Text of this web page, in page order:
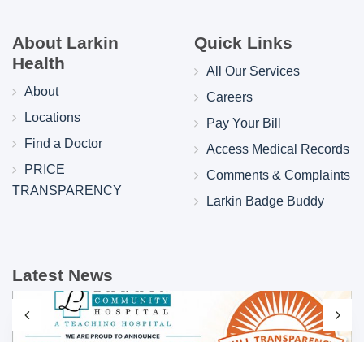
About Larkin
Health
About
Locations
Find a Doctor
PRICE
TRANSPARENCY
Quick Links
All Our Services
Careers
Pay Your Bill
Access Medical Records
Comments & Complaints
Larkin Badge Buddy
Latest News